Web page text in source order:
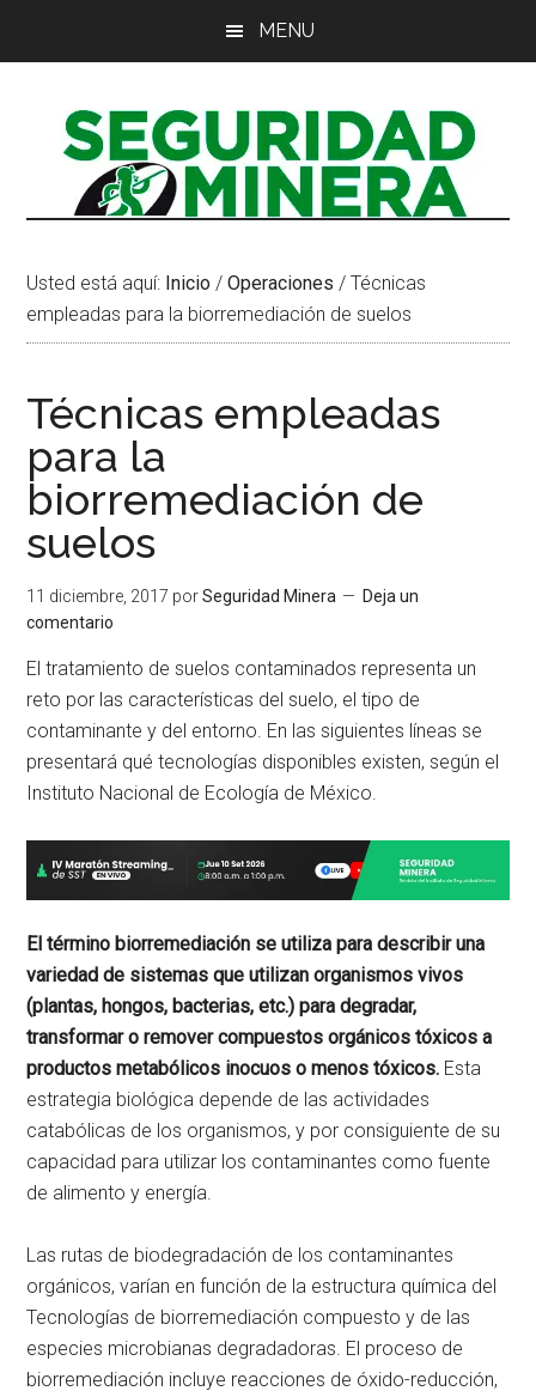
principal
MENU
Usted está aquí: Inicio / Operaciones / Técnicas
empleadas para la biorremediación de suelos
Técnicas empleadas
para la
biorremediación de
suelos
11 diciembre, 2017 porSeguridad Minera
Deja un
comentario
El tratamiento de suelos contaminados representa un
reto por las características del suelo, el tipo de
contaminante y del entorno. En las siguientes líneas se
presentará qué tecnologías disponibles existen, según el
Instituto Nacional de Ecología de México.
El término biorremediación se utiliza para describir una
variedad de sistemas que utilizan organismos vivos
(plantas, hongos, bacterias, etc.) para degradar,
transformar o remover compuestos orgánicos tóxicos a
productos metabólicos inocuos o menos tóxicos. Esta
estrategia biológica depende de las actividades
catabólicas de los organismos, y por consiguiente de su
capacidad para utilizar los contaminantes como fuente
de alimento y energía.
Las rutas de biodegradación de los contaminantes
orgánicos, varían en función de la estructura química del
Tecnologías de biorremediación compuesto y de las
especies microbianas degradadoras. El proceso de
biorremediación incluye reacciones de óxido-reducción,